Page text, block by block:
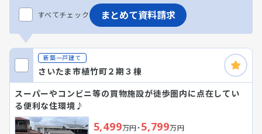
すべてチェック まとめて資料請求
新築一戸建て
さいたま市植竹町２期３棟
スーパーやコンビニ等の買物施設が徒歩圏内に点在してい
る便利な住環境♪
5,499万円・5,799万円